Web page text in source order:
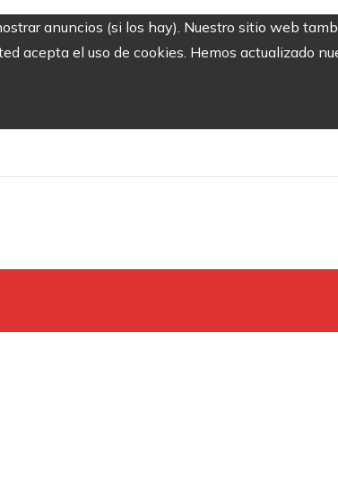
anuncios (si los hay). Nuestro sitio web
acepta el uso de cookies. Hemos actualizado